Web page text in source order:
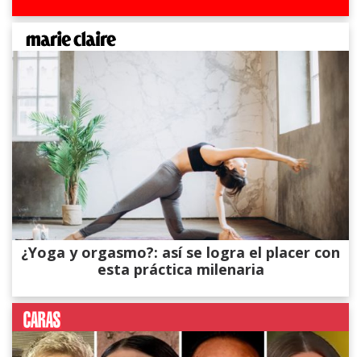
¿Yoga y orgasmo?: así se logra el placer con
esta práctica milenaria